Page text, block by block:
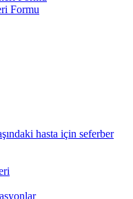
Formu
hasta için seferber